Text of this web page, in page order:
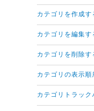
カテゴリを作成す
カテゴリを編集す
カテゴリを削除す
カテゴリの表示順
カテゴリトラッ